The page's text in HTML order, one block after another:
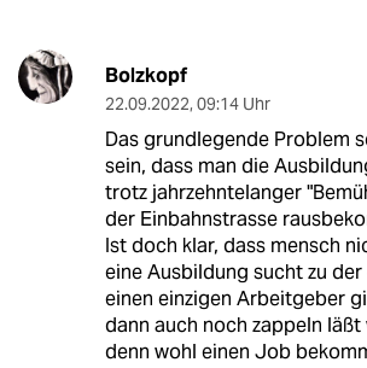
Bolzkopf
22.09.2022, 09:14 Uhr
Das grundlegende Problem
sein, dass man die
trotz jahrzehntelanger
der Einbahnstrasse
Ist doch klar, dass mensch
eine Ausbildung sucht zu
einen einzigen Arbeitgeber
dann auch noch zappeln läßt
denn wohl einen Job